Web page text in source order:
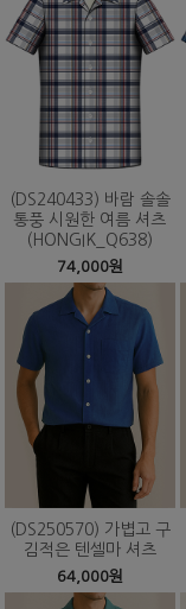
(DS240433) 바람 솔솔
통풍 시원한 여름 셔츠
(HONGIK_Q638)
74,000원
(DS250570) 가볍고 구
김적은 텐셀마 셔츠
64,000원